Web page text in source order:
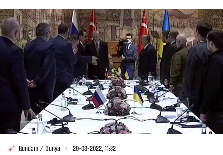
Gündəm / Dünya 29-03-2022, 11:32